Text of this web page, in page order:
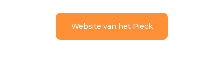
Website van het Pieck